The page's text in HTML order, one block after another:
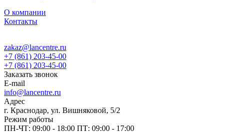
О компании
Контакты
zakaz@lancentre.ru
+7 (861) 203-45-00
+7 (861) 203-45-00
Заказать звонок
E-mail
info@lancentre.ru
Адрес
г. Краснодар, ул. Вишняковой, 5/2
Режим работы
ПН-ЧТ: 09:00 - 18:00 ПТ: 09:00 - 17:00